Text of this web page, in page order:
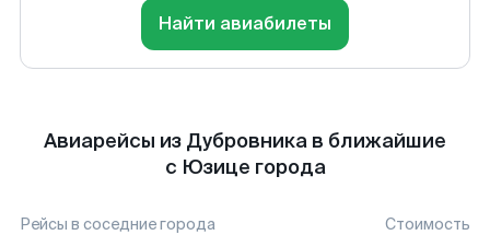
Найти авиабилеты
Авиарейсы из Дубровника в ближайшие
с Юзице города
Рейсы в соседние города Стоимость